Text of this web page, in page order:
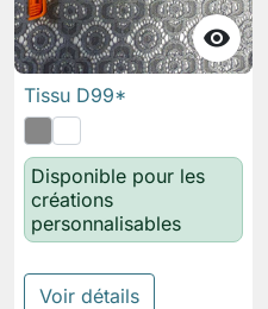

Tissu D99*
Disponible pour les
créations
personnalisables
Voir détails